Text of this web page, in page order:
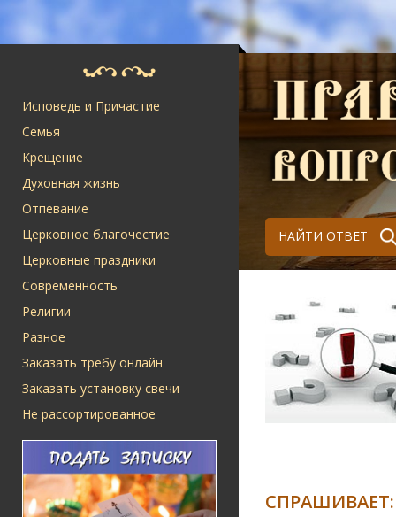
Исповедь и Причастие
Семья
Крещение
Духовная жизнь
Отпевание
Церковное благочестие
Церковные праздники
Современность
Религии
Разное
Заказать требу онлайн
Заказать установку свечи
Не рассортированное
НАЙТИ ОТВЕТ
СПРАШИВАЕТ: